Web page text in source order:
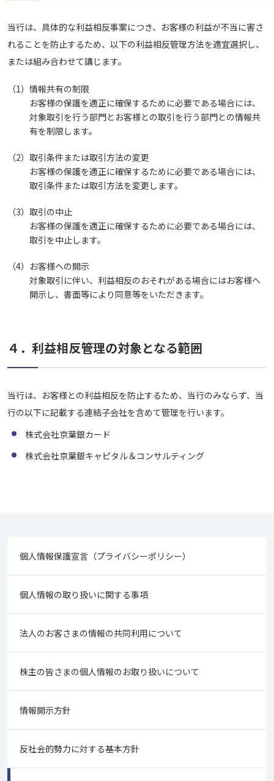
当行は、具体的な利益相反事案につき、お客様の利益が不当に害さ
れることを防止するため、以下の利益相反管理方法を適宜選択し、
または組み合わせて講じます。
（1） 情報共有の制限
お客様の保護を適正に確保するために必要である場合には、
対象取引を行う部門とお客様との取引を行う部門との情報共
有を制限します。
（2） 取引条件または取引方法の変更
お客様の保護を適正に確保するために必要である場合には、
取引条件または取引方法を変更します。
（3） 取引の中止
お客様の保護を適正に確保するために必要である場合には、
取引を中止します。
（4） お客様への開示
対象取引に伴い、利益相反のおそれがある場合にはお客様へ
開示し、書面等により同意等をいただきます。
４．利益相反管理の対象となる範囲
当行は、お客様との利益相反を防止するため、当行のみならず、当
行の以下に記載する連結子会社を含めて管理を行います。
株式会社京葉銀カード
株式会社京葉銀キャピタル＆コンサルティング
個人情報保護宣言（プライバシーポリシー）
個人情報の取り扱いに関する事項
法人のお客さまの情報の共同利用について
株主の皆さまの個人情報のお取り扱いについて
情報開示方針
反社会的勢力に対する基本方針